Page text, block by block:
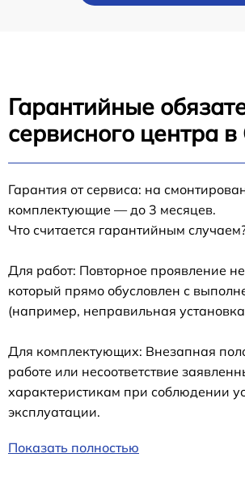
Гарантийные
сервисного центра
Гарантия от сервиса: на
комплектующие — до 3 месяцев.
Что считается гарантийным
Для работ: Повторное проявление
который прямо обусловлен с
(например, неправильная
Для комплектующих: Внезапная
работе или несоответствие
характеристикам при соблюдении
эксплуатации.
Показать полностью